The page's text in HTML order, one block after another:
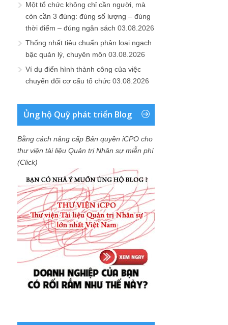
Một tổ chức không chỉ cần người, mà
còn cần 3 đúng: đúng số lượng – đúng
thời điểm – đúng ngân sách 03.08.2026
Thống nhất tiêu chuẩn phân loại ngạch
bậc quản lý, chuyên môn 03.08.2026
Ví dụ điển hình thành công của việc
chuyển đổi cơ cấu tổ chức 03.08.2026
Ủng hộ Quỹ phát triển Blog
Bằng cách nâng cấp Bản quyền iCPO cho
thư viện tài liệu Quản trị Nhân sự miễn phí
(Click)